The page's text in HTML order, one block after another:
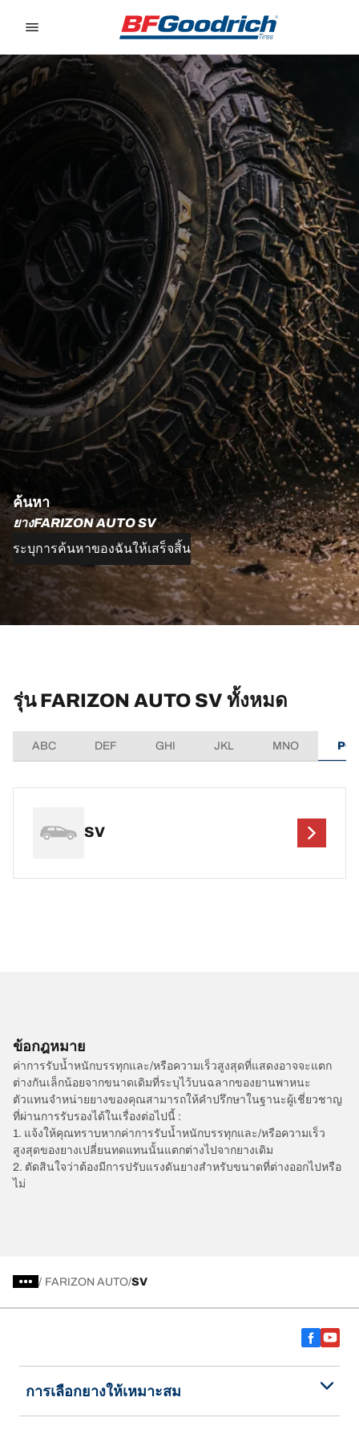
ค้นหา
ยางFARIZON AUTO SV
ระบุการค้นหาของฉันให้เสร็จสิ้น
รุ่น FARIZON AUTO SV ทั้งหมด
ABC DEF GHI JKL MNO
SV
ข้อกฎหมาย
ค่าการรับน้ำหนักบรรทุกและ/หรือความเร็วสูงสุดที่แสดงอาจจะแตก
ต่างกันเล็กน้อยจากขนาดเดิมที่ระบุไว้บนฉลากของยานพาหนะ
ตัวแทนจำหน่ายยางของคุณสามารถให้คำปรึกษาในฐานะผู้เชี่ยวชาญ
ที่ผ่านการรับรองได้ในเรื่องต่อไปนี้ :
1. แจ้งให้คุณทราบหากค่าการรับน้ำหนักบรรทุกและ/หรือความเร็ว
สูงสุดของยางเปลี่ยนทดแทนนั้นแตกต่างไปจากยางเดิม
2. ตัดสินใจว่าต้องมีการปรับแรงดันยางสำหรับขนาดที่ต่างออกไปหรือ
ไม่
/ FARIZON AUTO SV
การเลือกยางให้เหมาะสม